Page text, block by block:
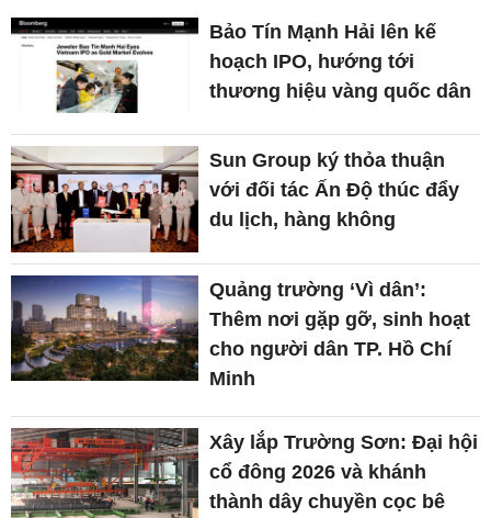
Bảo Tín Mạnh Hải lên kế
hoạch IPO, hướng tới
thương hiệu vàng quốc dân
Sun Group ký thỏa thuận
với đối tác Ấn Độ thúc đẩy
du lịch, hàng không
Quảng trường ‘Vì dân’:
Thêm nơi gặp gỡ, sinh hoạt
cho người dân TP. Hồ Chí
Minh
Xây lắp Trường Sơn: Đại hội
cổ đông 2026 và khánh
thành dây chuyền cọc bê